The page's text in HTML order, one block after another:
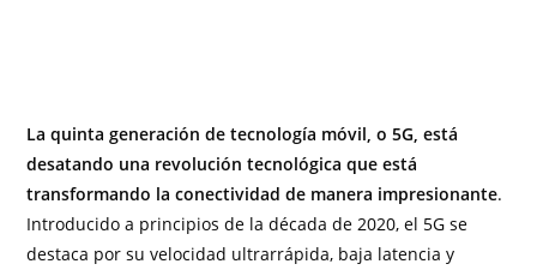
La quinta generación de tecnología móvil, o 5G, está
desatando una revolución tecnológica que está
transformando la conectividad de manera impresionante.
Introducido a principios de la década de 2020, el 5G se
destaca por su velocidad ultrarrápida, baja latencia y